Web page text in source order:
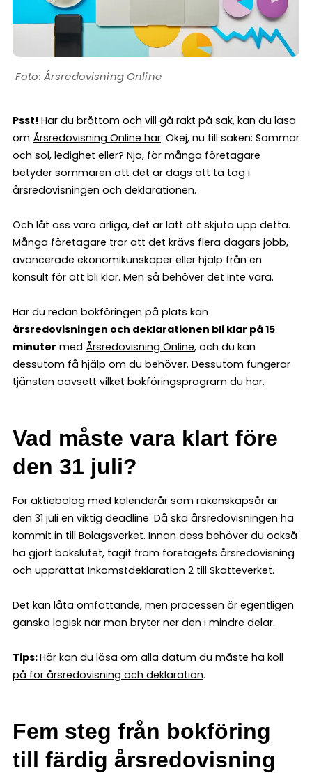
Årsredovisning Online
Psst! Har du bråttom och vill gå rakt på sak, kan du läsa
om Årsredovisning Online här. Okej, nu till saken: Sommar
och sol, ledighet eller? Nja, för många företagare
betyder sommaren att det är dags att ta tag i
årsredovisningen och deklarationen.
Och låt oss vara ärliga, det är lätt att skjuta upp detta.
Många företagare tror att det krävs flera dagars jobb,
avancerade ekonomikunskaper eller hjälp från en
konsult för att bli klar. Men så behöver det inte vara.
Har du redan bokföringen på plats kan
årsredovisningen och deklarationen bli klar på 15
minuter med Årsredovisning Online, och du kan
dessutom få hjälp om du behöver. Dessutom fungerar
tjänsten oavsett vilket bokföringsprogram du har.
Vad måste vara klart före
den 31 juli?
För aktiebolag med kalenderår som räkenskapsår är
den 31 juli en viktig deadline. Då ska årsredovisningen ha
kommit in till Bolagsverket. Innan dess behöver du också
ha gjort bokslutet, tagit fram företagets årsredovisning
och upprättat Inkomstdeklaration 2 till Skatteverket.
Det kan låta omfattande, men processen är egentligen
ganska logisk när man bryter ner den i mindre delar.
Tips:Här kan du läsa om alla datum du måste ha koll
på för årsredovisning och deklaration.
Fem steg från bokföring
till färdig årsredovisning